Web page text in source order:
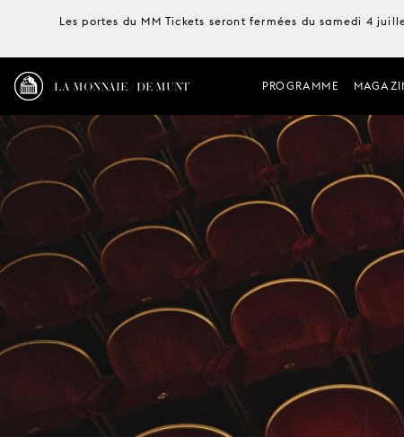
Les portes du MM Tickets seront fermées du samedi 4
LA MONNAIE / DE MUNT PROGRAMME